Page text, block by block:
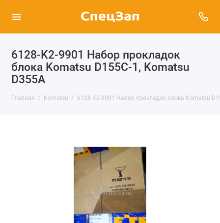
6128-K2-9901 Набор прокладок
блока Komatsu D155C-1, Komatsu
D355A
Главная Komatsu 6128-K2-9901 Набор прокладок блока Komatsu